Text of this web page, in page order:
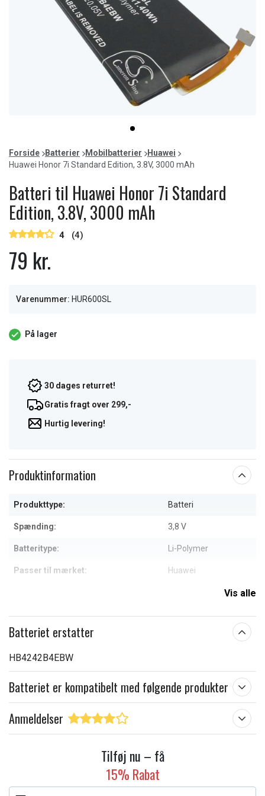
item
0
of
1
Forside Batterier Mobilbatterier
Huawei
Huawei Honor 7i Standard Edition, 3.8V, 3000 mAh
Batteri til Huawei Honor 7i Standard
Edition, 3.8V, 3000 mAh
4 (4)
79 kr.
Varenummer: HUR600SL
På lager
30 dages returret!
Gratis fragt over 299,-
Hurtig levering!
Produktinformation
Produkttype: Batteri
Spænding: 3,8 V
Batteritype: Li-Polymer
Passer til mærket: Huawei
Vis alle
Batteriet erstatter
HB4242B4EBW
Batteriet er kompatibelt med følgende produkter
Anmeldelser
Tilføj nu – få
15% Rabat